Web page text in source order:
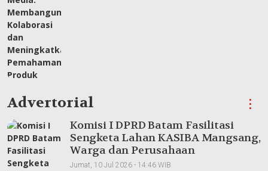
Advertorial ⋮
Komisi I DPRD Batam Fasilitasi
Sengketa Lahan KASIBA Mangsang,
Warga dan Perusahaan
Dipertemukan
Jumat, 10 Jul 2026 - 14:46 WIB